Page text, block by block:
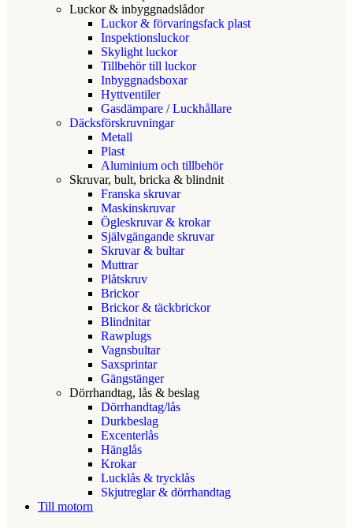
Luckor & inbyggnadslådor
Luckor & förvaringsfack plast
Inspektionsluckor
Skylight luckor
Tillbehör till luckor
Inbyggnadsboxar
Hyttventiler
Gasdämpare / Luckhållare
Däcksförskruvningar
Metall
Plast
Aluminium och tillbehör
Skruvar, bult, bricka & blindnit
Franska skruvar
Maskinskruvar
Ögleskruvar & krokar
Självgängande skruvar
Skruvar & bultar
Muttrar
Plåtskruv
Brickor
Brickor & täckbrickor
Blindnitar
Rawplugs
Vagnsbultar
Saxsprintar
Gängstänger
Dörrhandtag, lås & beslag
Dörrhandtag/lås
Durkbeslag
Excenterlås
Hänglås
Krokar
Lucklås & trycklås
Skjutreglar & dörrhandtag
Till motorn